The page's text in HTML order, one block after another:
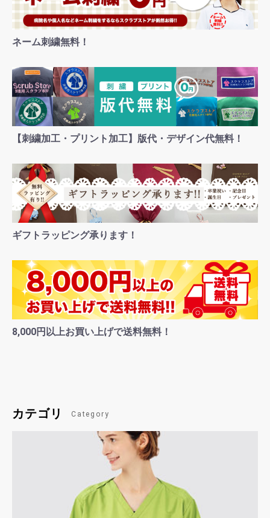
ネーム刺繍無料！
【刺繍加工・プリント加工】版代・デザイン代無料！
ギフトラッピング承ります！
8,000円以上お買い上げで送料無料！
カテゴリ Category